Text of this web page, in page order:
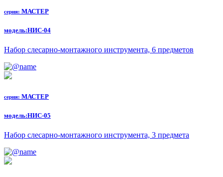
серия: МАСТЕР
модель:НИС-04
Набор слесарно-монтажного инструмента, 6 предметов
серия: МАСТЕР
модель:НИС-05
Набор слесарно-монтажного инструмента, 3 предмета